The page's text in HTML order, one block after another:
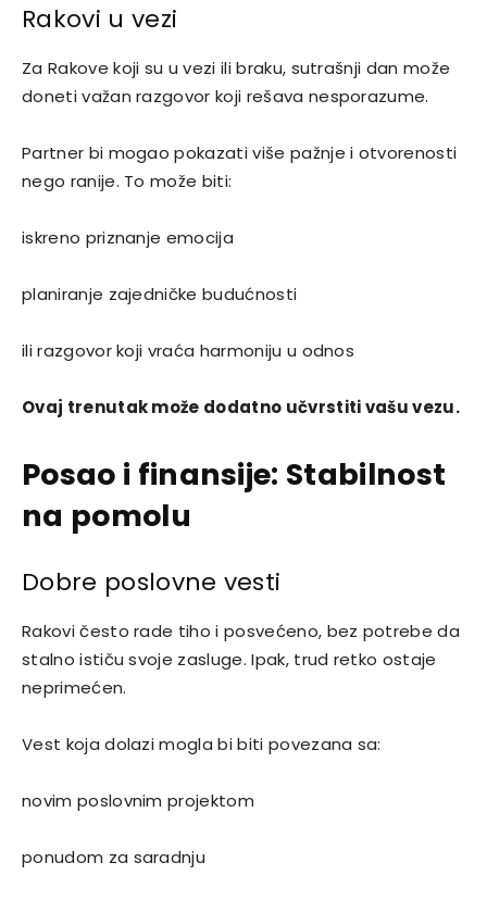
Rakovi u vezi
Za Rakove koji su u vezi ili braku, sutrašnji dan može
doneti važan razgovor koji rešava nesporazume.
Partner bi mogao pokazati više pažnje i otvorenosti
nego ranije. To može biti:
iskreno priznanje emocija
planiranje zajedničke budućnosti
ili razgovor koji vraća harmoniju u odnos
Ovaj trenutak može dodatno učvrstiti vašu vezu.
Posao i finansije: Stabilnost
na pomolu
Dobre poslovne vesti
Rakovi često rade tiho i posvećeno, bez potrebe da
stalno ističu svoje zasluge. Ipak, trud retko ostaje
neprimećen.
Vest koja dolazi mogla bi biti povezana sa:
novim poslovnim projektom
ponudom za saradnju